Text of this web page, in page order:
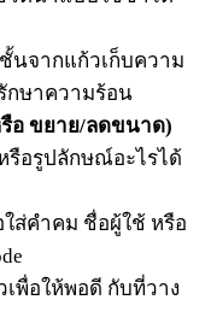
นจากแก้วเก็บความ
กษาความร้อน
อ ขยาย/ลดขนาด)
รือรูปลักษณ์อะไรได้
ส่คำคม ชื่อผู้ใช้ หรือ
พื่อให้พอดี กับที่วาง